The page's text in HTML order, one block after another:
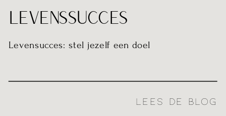
LEES DE BLOG
Levensucces: stel jezelf een doel
LEVENSSUCCES